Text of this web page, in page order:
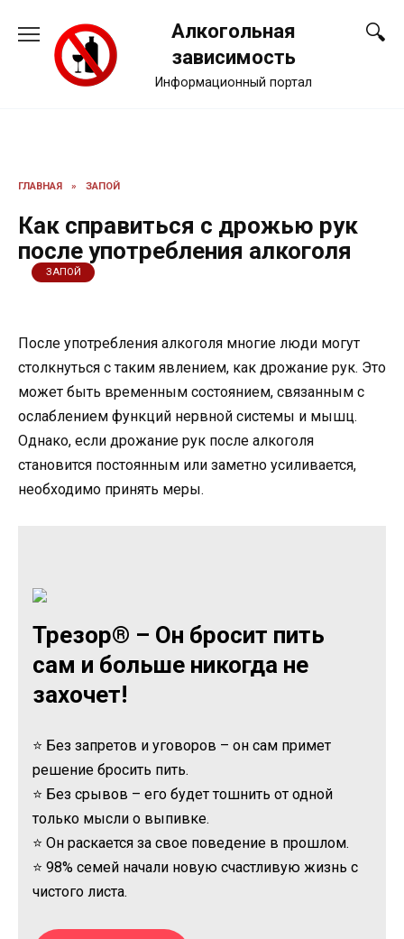
содержанию
Алкогольная
зависимость
Информационный портал
ГЛАВНАЯ » ЗАПОЙ
Как справиться с дрожью рук
после употребления алкоголя
ЗАПОЙ
После употребления алкоголя многие люди могут
столкнуться с таким явлением, как дрожание рук. Это
может быть временным состоянием, связанным с
ослаблением функций нервной системы и мышц.
Однако, если дрожание рук после алкоголя
становится постоянным или заметно усиливается,
необходимо принять меры.
Трезор® – Он бросит пить
сам и больше никогда не
захочет!
⭐ Без запретов и уговоров – он сам примет
решение бросить пить.
⭐ Без срывов – его будет тошнить от одной
только мысли о выпивке.
⭐ Он раскается за свое поведение в прошлом.
⭐ 98% семей начали новую счастливую жизнь с
чистого листа.